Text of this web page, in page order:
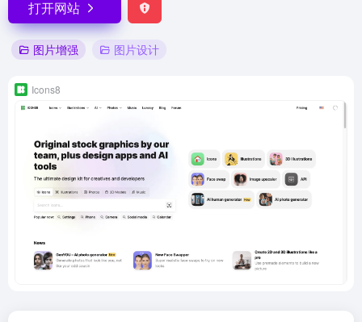
打开网站
图片增强 图片设计
Icons8